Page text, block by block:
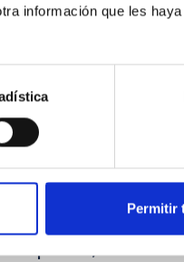
información que les
Permitir
Turismo